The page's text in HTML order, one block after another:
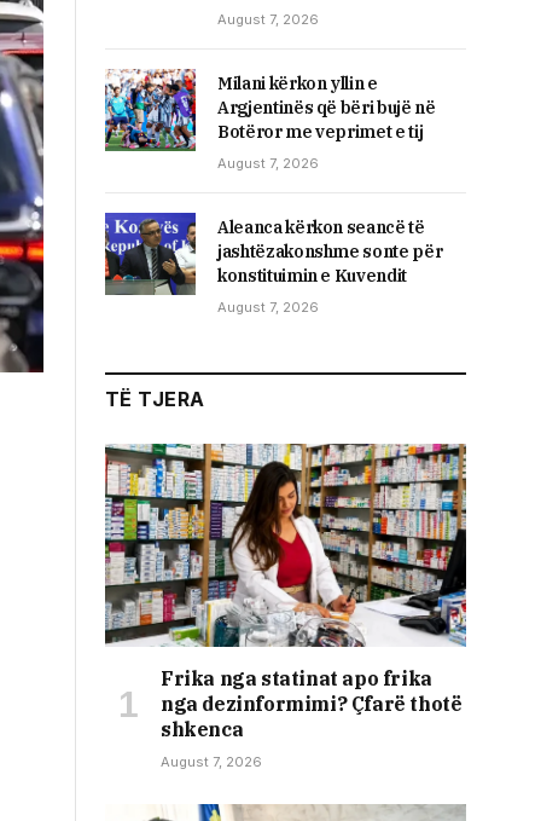
August 7, 2026
Milani kërkon yllin e
Argjentinës që bëri bujë në
Botëror me veprimet e tij
August 7, 2026
Aleanca kërkon seancë të
jashtëzakonshme sonte për
konstituimin e Kuvendit
August 7, 2026
TË TJERA
Frika nga statinat apo frika
nga dezinformimi? Çfarë thotë
shkenca
August 7, 2026